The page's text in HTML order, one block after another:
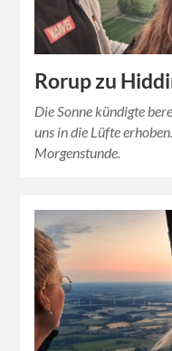
Rorup zu
Die Sonne kündigte
uns in die Lüfte
Morgenstunde.